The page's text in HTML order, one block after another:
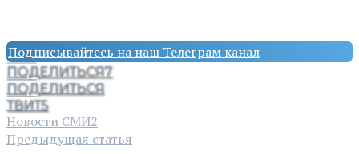
Подписывайтесь на наш Телеграм канал
ПОДЕЛИТЬСЯ7
ПОДЕЛИТЬСЯ
ТВИТ5
Новости СМИ2
Предыдущая статья